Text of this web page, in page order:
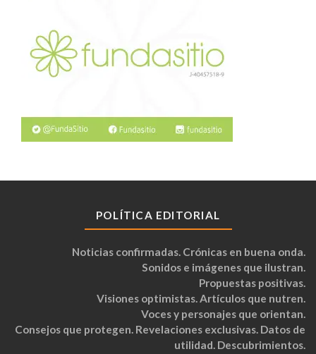
POLÍTICA EDITORIAL
Noticias confirmadas. Crónicas en buena onda.
Sonidos e imágenes que ilustran.
Propuestas positivas.
Visiones optimistas. Artículos que nutren.
Voces y personajes que orientan.
Consejos que protegen. Revelaciones exclusivas. Datos de
utilidad. Descubrimientos.